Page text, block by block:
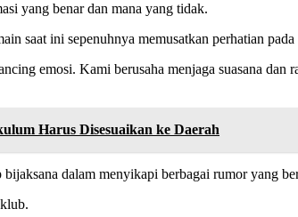
yang benar dan mana yang tidak.
saat ini sepenuhnya memusatkan perhatian
emosi. Kami berusaha menjaga suasana dan
Harus Disesuaikan ke Daerah
dalam menyikapi berbagai rumor yang